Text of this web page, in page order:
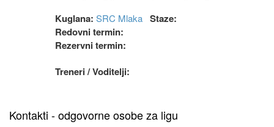
Kuglana: SRC Mlaka Staze:
Redovni termin:
Rezervni termin:
Treneri / Voditelji:
Kontakti - odgovorne osobe za ligu